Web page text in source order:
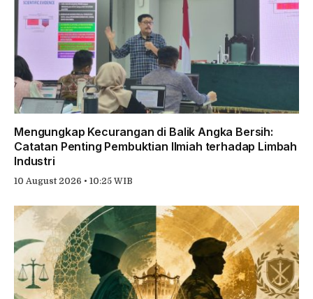
Mengungkap Kecurangan di Balik Angka Bersih:
Catatan Penting Pembuktian Ilmiah terhadap Limbah
Industri
10 August 2026 • 10:25 WIB